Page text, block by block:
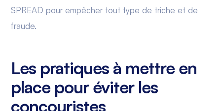
SPREAD pour empêcher tout type de triche et de
fraude.
Les pratiques à mettre en
place pour éviter les
concouristes